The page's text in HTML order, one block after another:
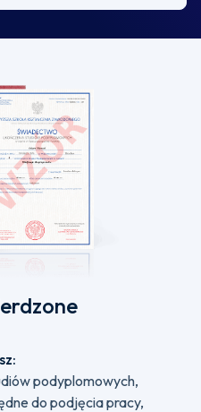
podyplomowych,
do podjęcia pracy,